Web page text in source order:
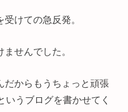
けての急反発。
せんでした。
だからもうちょっと頑張
いうブログを書かせてく